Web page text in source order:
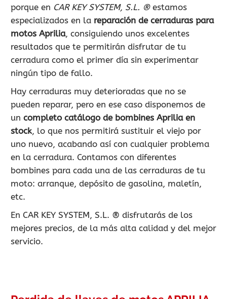
porque en CAR KEY SYSTEM, S.L. ®estamos
especializados en la reparación de cerraduras para
motos Aprilia, consiguiendo unos excelentes
resultados que te permitirán disfrutar de tu
cerradura como el primer día sin experimentar
ningún tipo de fallo.
Hay cerraduras muy deterioradas que no se
pueden reparar, pero en ese caso disponemos de
un completo catálogo de bombines Aprilia en
stock, lo que nos permitirá sustituir el viejo por
uno nuevo, acabando así con cualquier problema
en la cerradura. Contamos con diferentes
bombines para cada una de las cerraduras de tu
moto: arranque, depósito de gasolina, maletín,
etc.
En CAR KEY SYSTEM, S.L. ® disfrutarás de los
mejores precios, de la más alta calidad y del mejor
servicio.